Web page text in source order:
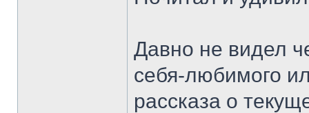
Давно не видел
себя-любимого
рассказа о